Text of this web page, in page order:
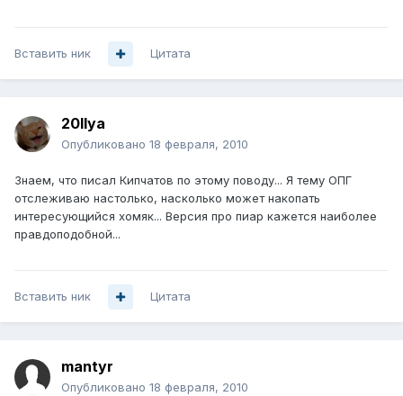
Вставить ник Цитата
20Ilya
Опубликовано 18 февраля, 2010
Знаем, что писал Кипчатов по этому поводу... Я тему ОПГ
отслеживаю настолько, насколько может накопать
интересующийся хомяк... Версия про пиар кажется наиболее
правдоподобной...
Вставить ник Цитата
mantyr
Опубликовано 18 февраля, 2010